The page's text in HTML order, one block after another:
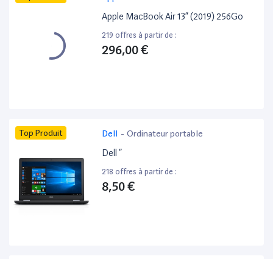
Apple MacBook Air 13” (2019) 256Go
219 offres à partir de :
296,00 €
Top Produit Dell - Ordinateur portable
Dell ”
218 offres à partir de :
8,50 €